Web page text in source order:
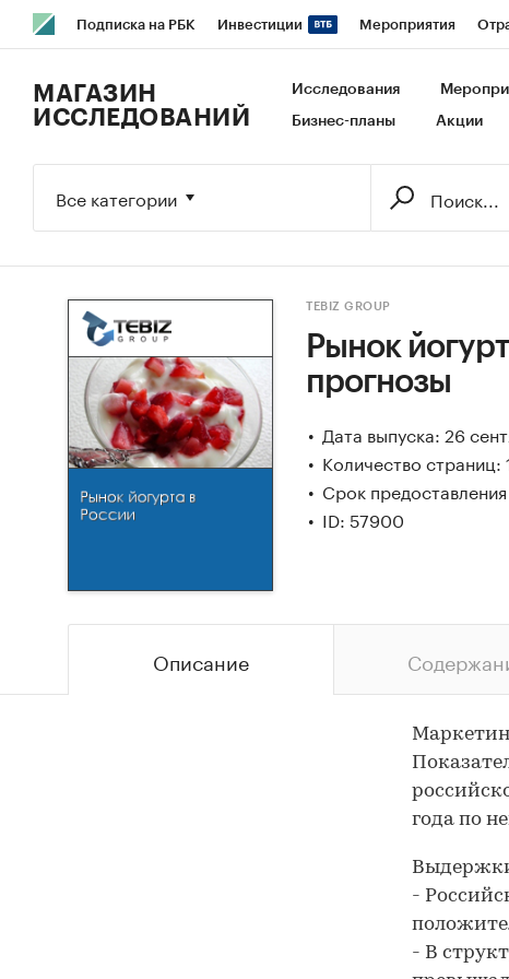
Подписка на РБК Инвестиции Мероприятия
Исследования Кредитные рейтинги Франшизы Газета
МАГАЗИН
ИССЛЕДОВАНИЙ
Исследования
Бизнес-планы Акции
Все категории
TEBIZ GROUP
Рынок
прогнозы
Дата выпуска: 26
Количество страниц:
Срок
ID: 57900
Описание
года по
-
- В